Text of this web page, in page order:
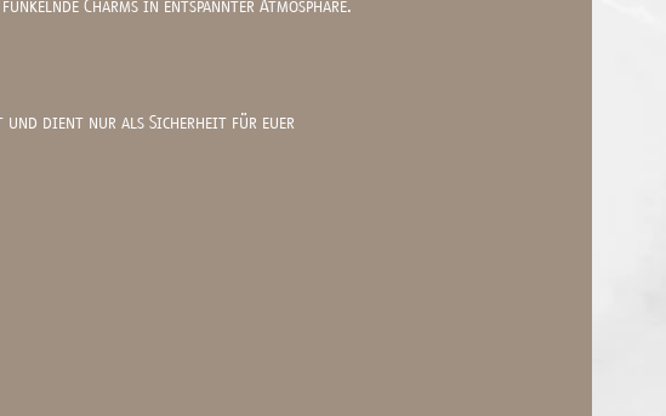
Charms in entspannter Atmosphäre.
und dient nur als Sicherheit für euer